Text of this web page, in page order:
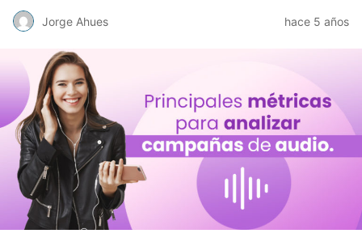
Jorge Ahues hace 5 años